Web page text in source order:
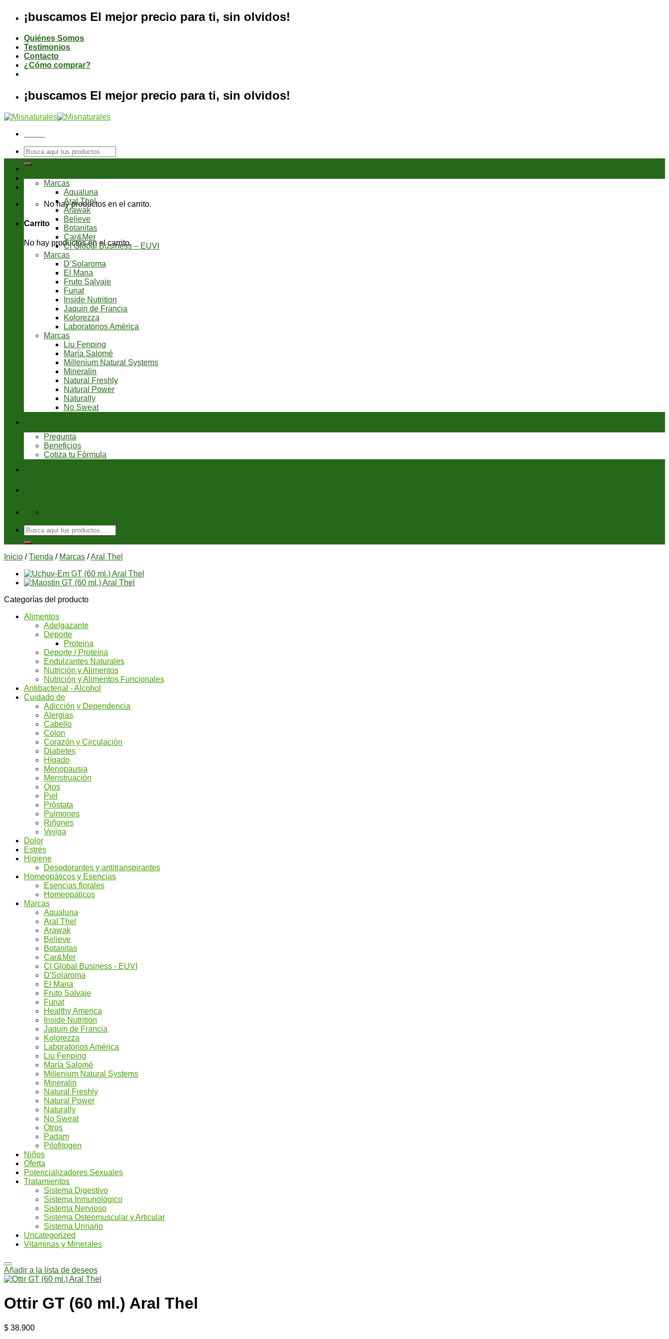
¡buscamos El mejor precio para ti, sin olvidos!
Quiénes Somos
Testimonios
Contacto
¿Cómo comprar?
¡buscamos El mejor precio para ti, sin olvidos!
Buscar
por:
No hay productos en el carrito.
Carrito
No hay productos en el carrito.
Marcas
Aqualuna
Aral Thel
Arawak
Believe
Botanitas
Car&Mer
CI Global Business – EUVI
Marcas
D’Solaroma
El Mana
Fruto Salvaje
Funat
Inside Nutrition
Jaquin de Francia
Kolorezza
Laboratorios América
Marcas
Liu Fenping
María Salomé
Millenium Natural Systems
Mineralin
Natural Freshly
Natural Power
Naturally
No Sweat
Pregunta
Beneficios
Cotiza tu Fórmula
Buscar
por:
Inicio / Tienda / Marcas /Aral Thel
Categorías del producto
Alimentos
Adelgazante
Deporte
Proteina
Deporte / Proteína
Endulzantes Naturales
Nutrición y Alimentos
Nutrición y Alimentos Funcionales
Antibacterial - Alcohol
Cuidado de
Adicción y Dependencia
Alergias
Cabello
Colon
Corazón y Circulación
Diabetes
Hígado
Menopausia
Menstruación
Ojos
Piel
Próstata
Pulmones
Riñones
Vejiga
Dolor
Estrés
Higiene
Desodorantes y antitranspirantes
Homeopáticos y Esencias
Esencias florales
Homeopáticos
Marcas
Aqualuna
Aral Thel
Arawak
Believe
Botanitas
Car&Mer
CI Global Business - EUVI
D'Solaroma
El Mana
Fruto Salvaje
Funat
Healthy America
Inside Nutrition
Jaquin de Francia
Kolorezza
Laboratorios América
Liu Fenping
María Salomé
Millenium Natural Systems
Mineralin
Natural Freshly
Natural Power
Naturally
No Sweat
Otros
Padam
Pilofitogen
Niños
Oferta
Potencializadores Sexuales
Tratamientos
Sistema Digestivo
Sistema Inmunológico
Sistema Nervioso
Sistema Osteomuscular y Articular
Sistema Urinario
Uncategorized
Vitaminas y Minerales
Añadir a la lista de deseos
Ottir GT (60 ml.) Aral Thel
$ 38.900